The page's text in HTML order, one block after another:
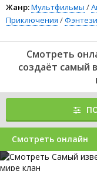
Жанр:Мультфильмы /
Приключения /Фэнтези
Смотреть
создаёт самый
Смотреть онлайн